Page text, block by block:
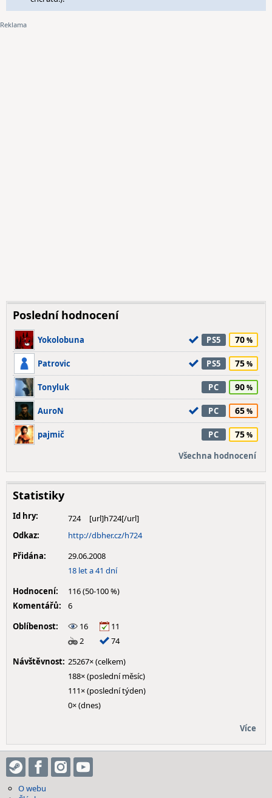
Poslední hodnocení
Yokolobuna PS5 70
Patrovic PS5 75
Tonyluk PC 90
AuroN PC 65
pajmič PC 75
Všechna hodnocení
Statistiky
Id hry:
724
Odkaz:
http://dbher.cz/h724
Přidána:
29.06.2008
18 let a 41 dní
Hodnocení:
116 (50-100 %)
Komentářů:
6
Oblíbenost:
16
11
2
74
Návštěvnost: 25267× (celkem)
188× (poslední měsíc)
111× (poslední týden)
0× (dnes)
Více
O webu